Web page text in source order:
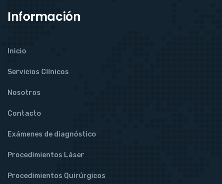
Información
Inicio
Servicios Clínicos
Nosotros
Contacto
Exámenes de diagnóstico
Procedimientos Láser
Procedimientos Quirúrgicos